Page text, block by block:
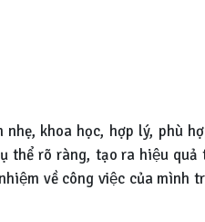
khoa học, hợp lý, phù
thể rõ ràng, tạo ra hiệu
về công việc của mình